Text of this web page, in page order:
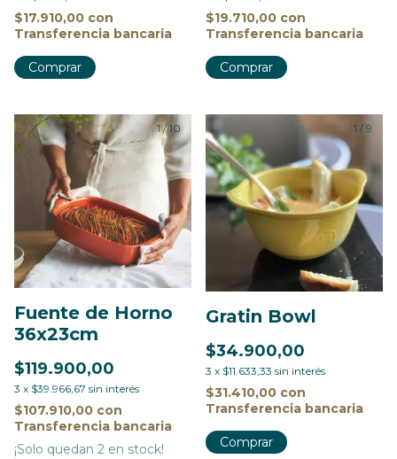
$17.910,00 con
Transferencia bancaria
Comprar
$19.710,00 con
Transferencia bancaria
Comprar
1/10
Fuente de Horno
36x23cm
$119.900,00
3 x $39.966,67 sin interés
$107.910,00 con
Transferencia bancaria
¡Solo quedan 2 en stock!
1 / 9
Gratin Bowl
$34.900,00
3 x $11.633,33 sin interés
$31.410,00 con
Transferencia bancaria
Comprar